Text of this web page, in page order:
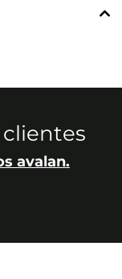
clientes
avalan.